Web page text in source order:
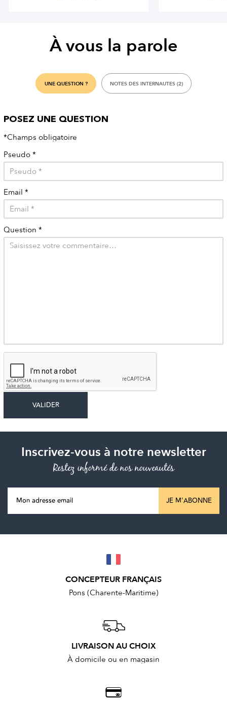
À vous la parole
UNE QUESTION ? NOTES DES INTERNAUTES (2)
POSEZ UNE QUESTION
*Champs obligatoire
Pseudo *
Email *
Question *
Inscrivez-vous à notre newsletter
Restez informé de nos nouveautés
JE M'ABONNE
CONCEPTEUR FRANÇAIS
Pons (Charente-Maritime)
LIVRAISON AU CHOIX
À domicile ou en magasin